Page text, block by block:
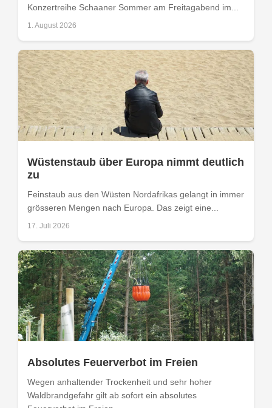
Konzertreihe Schaaner Sommer am Freitagabend im...
1. August 2026
Wüstenstaub über Europa nimmt deutlich
zu
Feinstaub aus den Wüsten Nordafrikas gelangt in immer
grösseren Mengen nach Europa. Das zeigt eine...
17. Juli 2026
Absolutes Feuerverbot im Freien
Wegen anhaltender Trockenheit und sehr hoher
Waldbrandgefahr gilt ab sofort ein absolutes